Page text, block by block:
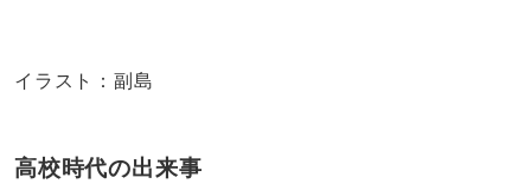
イラスト：副島
高校時代の出来事